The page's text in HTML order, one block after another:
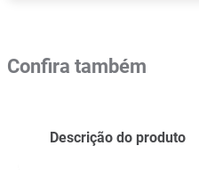
Confira também
Descrição do produto